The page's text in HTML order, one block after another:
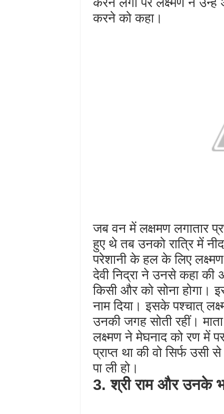
करने को कहा।
जब वन में लक्षमण लगातार
हुए थे तब उनको रात्रि में
परेशानी के हल के लिए
देवी निद्रा ने उनसे कहा
किसी और को सोना होगा।
नाम दिया। इसके पश्चात्
उनकी जगह सोती रहीं।
लक्ष्मण ने मेघनाद को रण में
प्राप्त था की वो सिर्फ उसी
पा ली हो।
3. श्री राम और उनके